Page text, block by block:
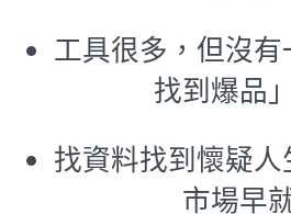
工具很多，但沒
找到爆品
找資料找到懷疑
市場早